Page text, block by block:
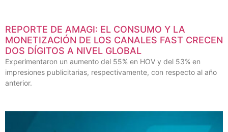
REPORTE DE AMAGI: EL CONSUMO Y LA
MONETIZACIÓN DE LOS CANALES FAST CRECEN
DOS DÍGITOS A NIVEL GLOBAL
Experimentaron un aumento del 55% en HOV y del 53% en
impresiones publicitarias, respectivamente, con respecto al año
anterior.